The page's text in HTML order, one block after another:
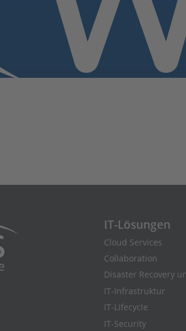
IT-Lösungen
Cloud Services
Collaboration
Disaster Recovery
IT-Infrastruktur
IT-Lifecycle
IT-Security